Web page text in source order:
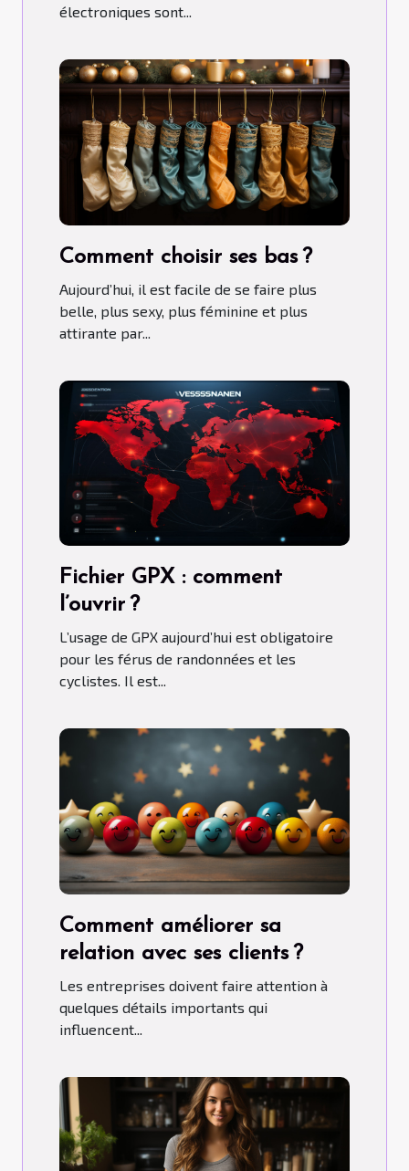
électroniques sont...
Comment choisir ses bas ?
Aujourd’hui, il est facile de se faire plus
belle, plus sexy, plus féminine et plus
attirante par...
Fichier GPX : comment
l’ouvrir ?
L’usage de GPX aujourd’hui est obligatoire
pour les férus de randonnées et les
cyclistes. Il est...
Comment améliorer sa
relation avec ses clients ?
Les entreprises doivent faire attention à
quelques détails importants qui
influencent...